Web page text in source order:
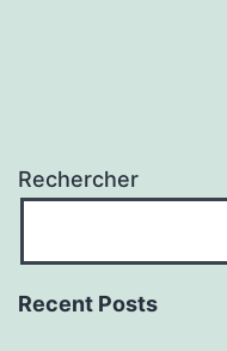
Rechercher
Recent Posts